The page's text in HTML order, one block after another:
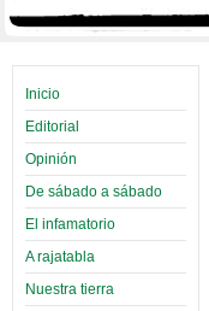
Inicio
Editorial
Opinión
De sábado a sábado
El infamatorio
A rajatabla
Nuestra tierra